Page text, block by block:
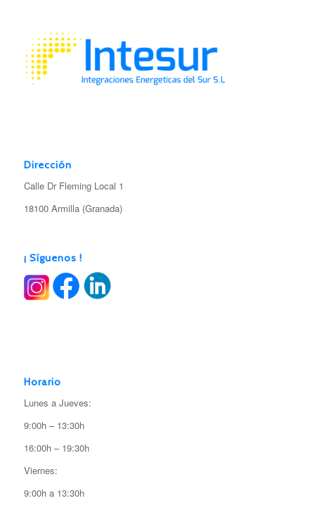
Dirección
Calle Dr Fleming Local 1
18100 Armilla (Granada)
¡ Síguenos !
Horario
Lunes a Jueves:
9:00h – 13:30h
16:00h – 19:30h
Viernes:
9:00h a 13:30h